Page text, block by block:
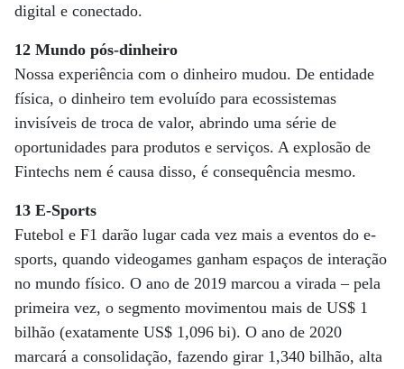
digital e conectado.
12 Mundo pós-dinheiro
Nossa experiência com o dinheiro mudou. De entidade
física, o dinheiro tem evoluído para ecossistemas
invisíveis de troca de valor, abrindo uma série de
oportunidades para produtos e serviços. A explosão de
Fintechs nem é causa disso, é consequência mesmo.
13 E-Sports
Futebol e F1 darão lugar cada vez mais a eventos do e-
sports, quando videogames ganham espaços de interação
no mundo físico. O ano de 2019 marcou a virada – pela
primeira vez, o segmento movimentou mais de US$ 1
bilhão (exatamente US$ 1,096 bi). O ano de 2020
marcará a consolidação, fazendo girar 1,340 bilhão, alta